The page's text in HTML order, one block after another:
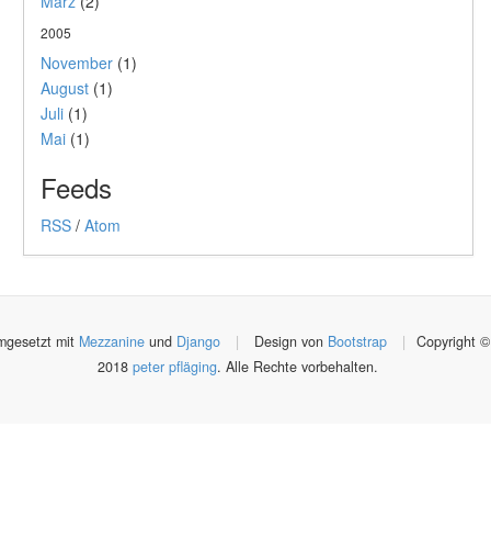
2005
November (1)
August (1)
Juli (1)
Mai (1)
Feeds
RSS / Atom
mit Mezzanineund Django | Design von Bootstrap |
Copyright ©
2018 peter pfläging. Alle Rechte vorbehalten.